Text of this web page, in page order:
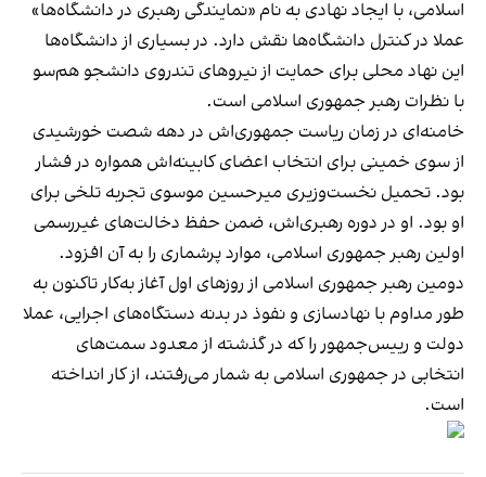
اسلامی، با ایجاد نهادی به نام «نمایندگی رهبری در دانشگاه‌ها»
عملا در کنترل دانشگاه‌ها نقش دارد. در بسیاری از دانشگاه‌ها
این نهاد محلی برای حمایت از نیروهای تندروی دانشجو هم‌سو
با نظرات رهبر جمهوری اسلامی است.
خامنه‌ای در زمان ریاست جمهوری‌اش در دهه شصت خورشیدی
از سوی خمینی برای انتخاب اعضای کابینه‌اش همواره در فشار
بود. تحمیل نخست‌وزیری میرحسین موسوی تجربه تلخی برای
او بود. او در دوره رهبری‌اش، ضمن حفظ دخالت‌های غیررسمی
اولین رهبر جمهوری اسلامی، موارد پرشماری را به آن افزود.
دومین رهبر جمهوری اسلامی از روزهای اول آغاز به‌کار تاکنون به
طور مداوم با نهادسازی و نفوذ در بدنه دستگاه‌های اجرایی، عملا
دولت و رییس‌جمهور را که در گذشته از معدود سمت‌های
انتخابی در جمهوری اسلامی به شمار می‌رفتند، از کار انداخته
است.